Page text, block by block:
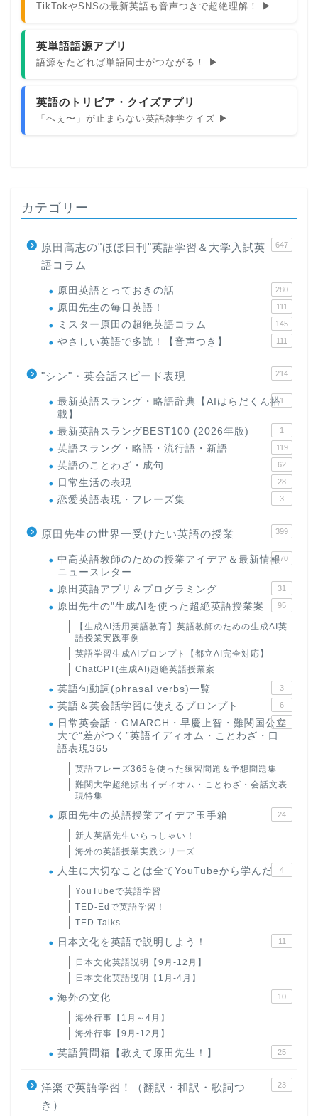
TikTokやSNSの最新英語も音声つきで超絶理解！ ▶
英単語語源アプリ
語源をたどれば単語同士がつながる！ ▶
英語のトリビア・クイズアプリ
「へぇ〜」が止まらない英語雑学クイズ ▶
カテゴリー
原田高志の"ほぼ日刊"英語学習＆大学入試英
語コラム
647
原田英語とっておきの話 280
原田先生の毎日英語！ 111
ミスター原田の超絶英語コラム 145
やさしい英語で多読！【音声つき】 111
"シン"・英会話スピード表現 214
最新英語スラング・略語辞典【AIはらだくん搭
載】
1
最新英語スラングBEST100 (2026年版) 1
英語スラング・略語・流行語・新語 119
英語のことわざ・成句 62
日常生活の表現 28
恋愛英語表現・フレーズ集 3
原田先生の世界一受けたい英語の授業 399
中高英語教師のための授業アイデア＆最新情報
ニュースレター
170
原田英語アプリ＆プログラミング 31
原田先生の"生成AIを使った超絶英語授業案 95
【生成AI活用英語教育】英語教師のための生成AI英
語授業実践事例
英語学習生成AIプロンプト【都立AI完全対応】
ChatGPT(生成AI)超絶英語授業案
英語句動詞(phrasal verbs)一覧 3
英語＆英会話学習に使えるプロンプト 6
日常英会話・GMARCH・早慶上智・難関国公立
大で“差がつく”英語イディオム・ことわざ・口
語表現365
22
英語フレーズ365を使った練習問題＆予想問題集
難関大学超絶頻出イディオム・ことわざ・会話文表
現特集
原田先生の英語授業アイデア玉手箱 24
新人英語先生いらっしゃい！
海外の英語授業実践シリーズ
人生に大切なことは全てYouTubeから学んだ 4
YouTubeで英語学習
TED-Edで英語学習！
TED Talks
日本文化を英語で説明しよう！ 11
日本文化英語説明【9月-12月】
日本文化英語説明【1月-4月】
海外の文化 10
海外行事【1月～4月】
海外行事【9月-12月】
英語質問箱【教えて原田先生！】 25
洋楽で英語学習！（翻訳・和訳・歌詞つ
き）
23